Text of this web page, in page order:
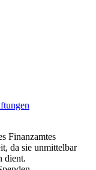
Finanzamtes
da sie unmittelbar
dient.